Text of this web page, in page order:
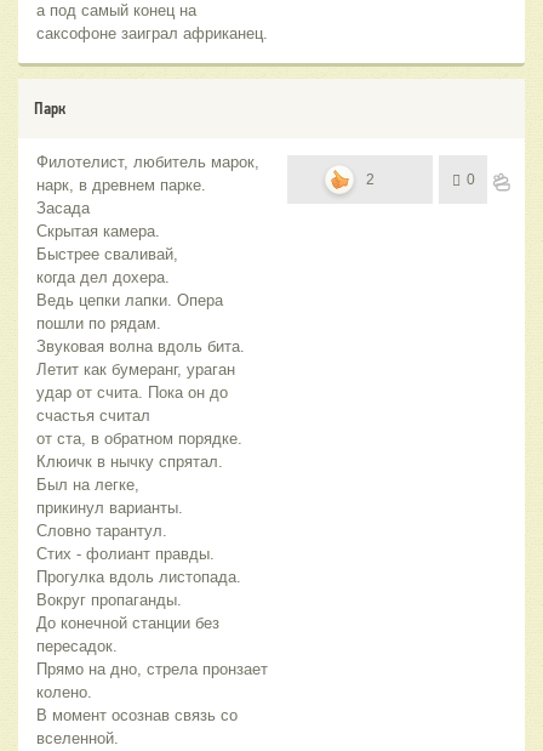
а под самый конец на
саксофоне заиграл африканец.
Парк
Филотелист, любитель марок,
нарк, в древнем парке.
Засада
Скрытая камера.
Быстрее сваливай,
когда дел дохера.
Ведь цепки лапки. Опера
пошли по рядам.
Звуковая волна вдоль бита.
Летит как бумеранг, ураган
удар от счита. Пока он до
счастья считал
от ста, в обратном порядке.
Клюичк в нычку спрятал.
Был на легке,
прикинул варианты.
Словно тарантул.
Стих - фолиант правды.
Прогулка вдоль листопада.
Вокруг пропаганды.
До конечной станции без
пересадок.
Прямо на дно, стрела пронзает
колено.
В момент осознав связь со
вселенной.
2 0